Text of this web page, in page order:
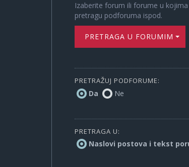
Izaberite forum ili forume u
pretragu podforuma ispod.
PRETRAGA U FORUMIMA
PRETRAŽUJ PODFORUME:
Da Ne
PRETRAGA U:
Naslovi postova i tekst